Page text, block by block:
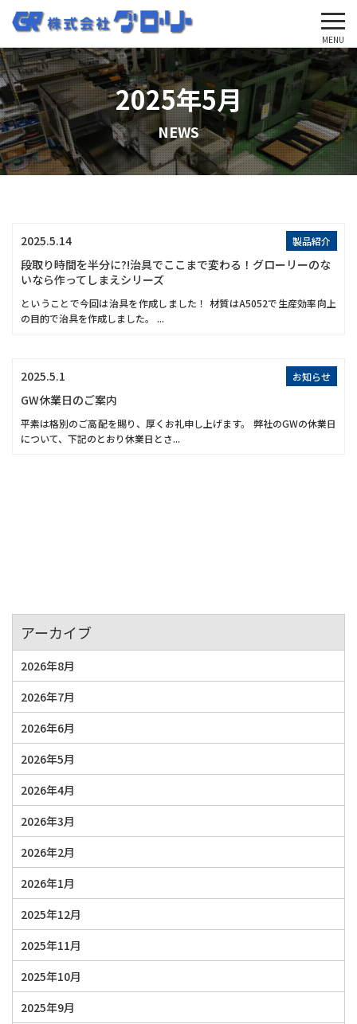
'Skip'
MENU
2025年5月
NEWS
製品紹介
2025.5.14
段取り時間を半分に?!治具でここまで変わる！グローリーのな
いなら作ってしまえシリーズ
ということで今回は治具を作成しました！ 材質はA5052で生産効率向上
の目的で治具を作成しました。 ...
お知らせ
2025.5.1
GW休業日のご案内
平素は格別のご高配を賜り、厚くお礼申し上げます。 弊社のGWの休業日
について、下記のとおり休業日とさ...
アーカイブ
2026年8月
2026年7月
2026年6月
2026年5月
2026年4月
2026年3月
2026年2月
2026年1月
2025年12月
2025年11月
2025年10月
2025年9月